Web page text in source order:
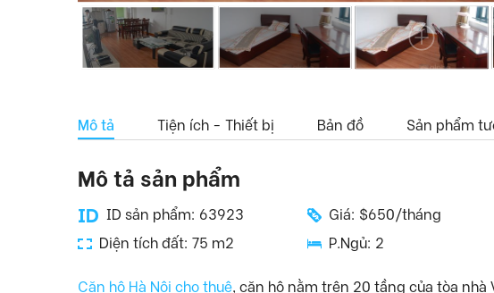
Mô tả Tiện ích - Thiết bị Bản đồ Sản phẩm
Mô tả sản phẩm
ID sản phẩm: 63923 Giá: $650/tháng
Diện tích đất: 75 m2
P.Ngủ: 2
Căn hộ Hà Nội cho thuê, căn hộ nằm trên 20 tầng của tòa nhà